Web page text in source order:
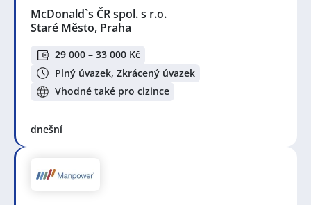
McDonald`s ČR spol. s r.o.
Staré Město, Praha
29 000 – 33 000 Kč
Plný úvazek, Zkrácený úvazek
Vhodné také pro cizince
dnešní